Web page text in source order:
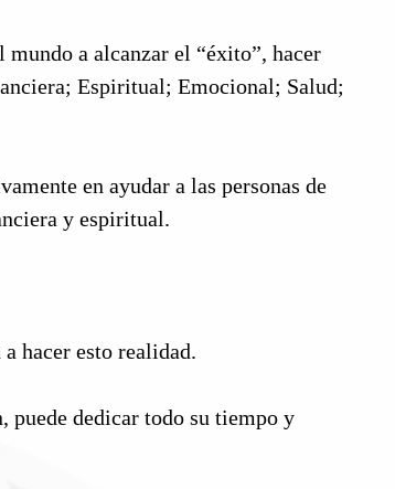
a alcanzar el “éxito”, hacer
Espiritual; Emocional; Salud;
en ayudar a las personas de
y espiritual.
hacer esto realidad.
puede dedicar todo su tiempo y